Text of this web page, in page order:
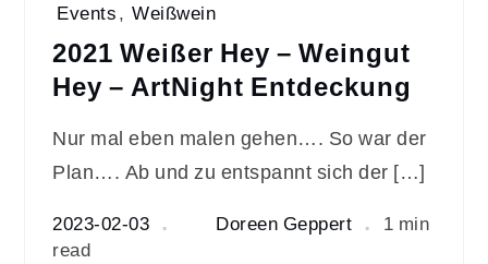
Events, Weißwein
2021 Weißer Hey – Weingut
Hey – ArtNight Entdeckung
Nur mal eben malen gehen…. So war der
Plan…. Ab und zu entspannt sich der […]
2023-02-03 Doreen Geppert
1 min
read